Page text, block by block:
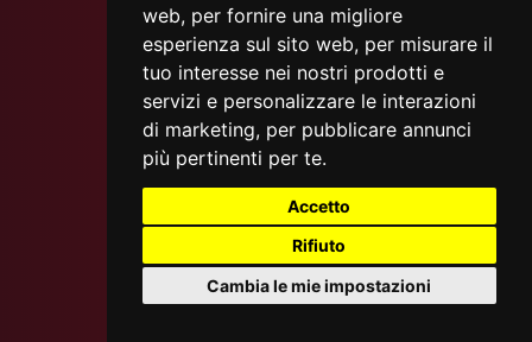
web, per fornire una migliore
esperienza sul sito web, per misurare il
tuo interesse nei nostri prodotti e
servizi e personalizzare le interazioni
di marketing, per pubblicare annunci
più pertinenti per te.
Accetto
Rifiuto
Cambia le mie impostazioni